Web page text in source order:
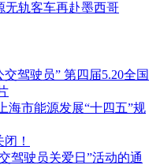
无轨客车再赴墨西哥
驾驶员” 第四届5.20全国
海市能源发展“十四五”规
！
驾驶员关爱日”活动的通